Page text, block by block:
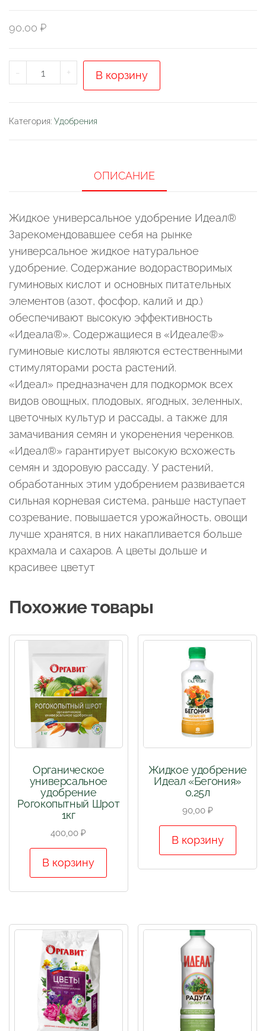
90,00 ₽
-
Количество
товара
удобрение
+ В корзину
Категория: Удобрения
ОПИСАНИЕ
Жидкое универсальное удобрение Идеал®
Зарекомендовавшее себя на рынке
универсальное жидкое натуральное
удобрение. Содержание водорастворимых
гуминовых кислот и основных питательных
элементов (азот, фосфор, калий и др.)
обеспечивают высокую эффективность
«Идеала®». Содержащиеся в «Идеале®»
гуминовые кислоты являются естественными
стимуляторами роста растений.
«Идеал» предназначен для подкормок всех
видов овощных, плодовых, ягодных, зеленных,
цветочных культур и рассады, а также для
замачивания семян и укоренения черенков.
«Идеал®» гарантирует высокую всхожесть
семян и здоровую рассаду. У растений,
обработанных этим удобрением развивается
сильная корневая система, раньше наступает
созревание, повышается урожайность, овощи
лучше хранятся, в них накапливается больше
крахмала и сахаров. А цветы дольше и
красивее цветут
Похожие товары
Органическое
универсальное
удобрение
Рогокопытный Шрот
1кг
400,00₽
В корзину
Жидкое удобрение
Идеал «Бегония»
0,25л
90,00 ₽
В корзину